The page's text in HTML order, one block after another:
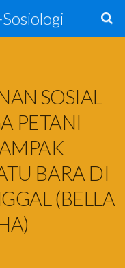
SOSIAL
PETANI
BARA DI
(BELLA